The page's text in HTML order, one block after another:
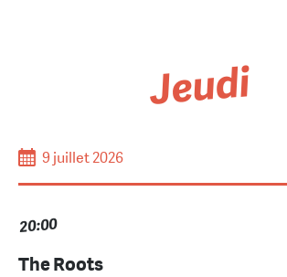
Jeudi
9 juillet 2026
20:00
The Roots